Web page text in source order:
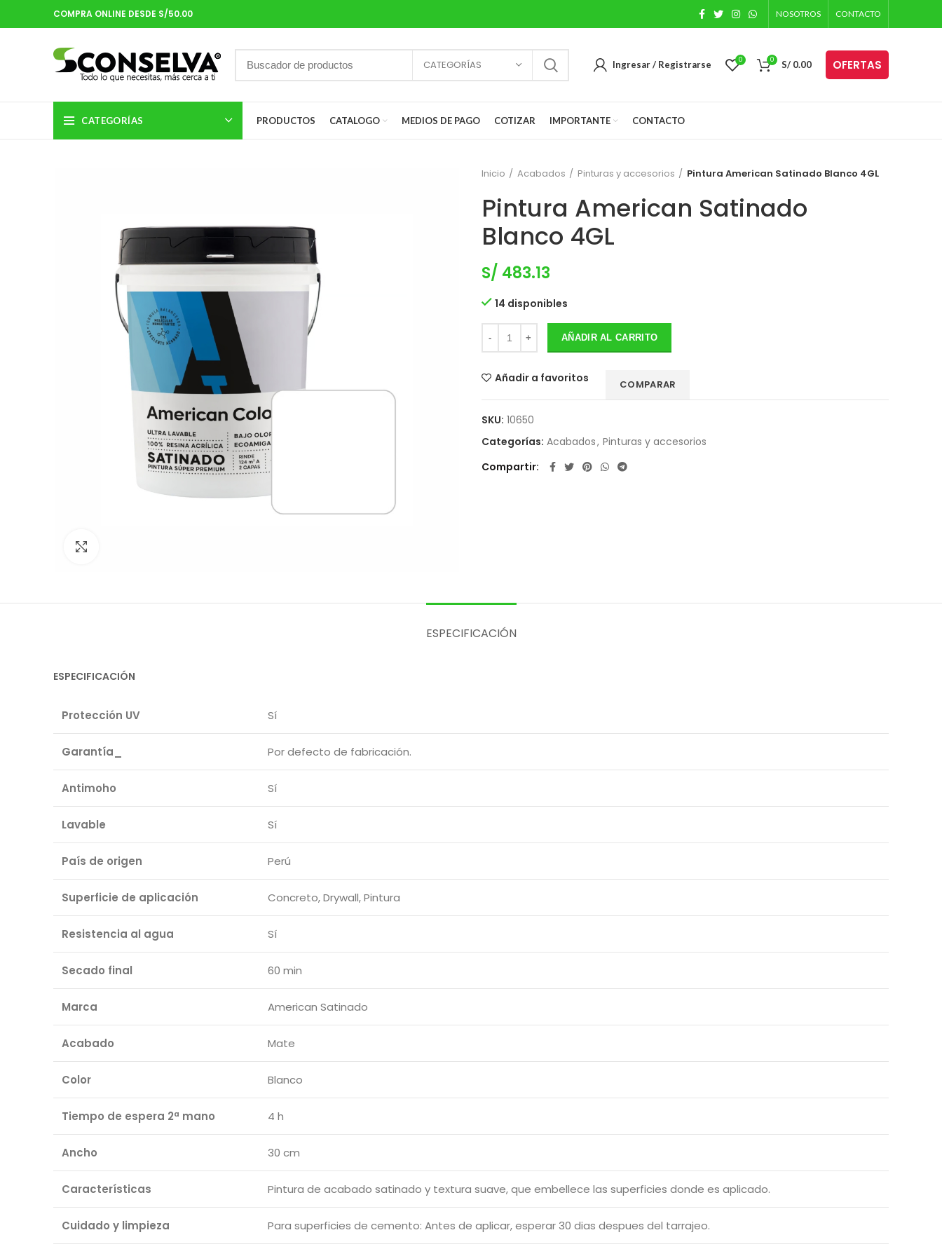
COMPRA ONLINE DESDE S/50.00 NOSOTROS CONTACTO
CATEGORÍAS Ingresar / Registrarse 0 0 S/ 0.00 OFERTAS
CATEGORÍAS PRODUCTOS CATALOGO MEDIOS DE PAGO COTIZAR IMPORTANTE CONTACTO
Inicio Acabados Pinturas y accesorios Pintura American Satinado Blanco 4GL
Pintura American Satinado
Blanco 4GL
S/ 483.13
14 disponibles
AÑADIR AL CARRITO
Añadir a favoritos COMPARAR
SKU: 10650
Categorías: Acabados, Pinturas y accesorios
Compartir
ESPECIFICACIÓN
ESPECIFICACIÓN
Protección UV Sí
Garantía_ Por defecto de fabricación.
Antimoho Sí
Lavable Sí
País de origen Perú
Superficie de aplicación Concreto, Drywall, Pintura
Resistencia al agua Sí
Secado final 60 min
Marca American Satinado
Acabado Mate
Color Blanco
Tiempo de espera 2ª mano 4 h
Ancho 30 cm
Características Pintura de acabado satinado y textura suave, que embellece las superficies donde es aplicado.
Cuidado y limpieza Para superficies de cemento: Antes de aplicar, esperar 30 dias despues del tarrajeo.